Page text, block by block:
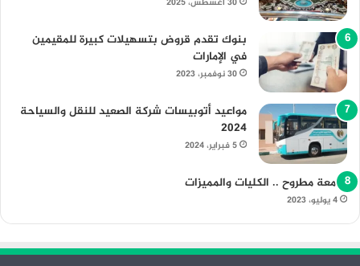
بنوك تقدم قروض بتسهيلات كبيرة للمقيمين
في الإمارات
30 نوفمبر، 2023
مواعيد أتوبيسات شركة الصعيد للنقل والسياحة
2024
5 فبراير، 2024
جامعة مطروح .. الكليات والمميزات
4 يوليو، 2023